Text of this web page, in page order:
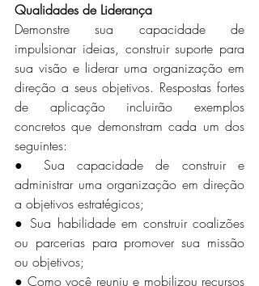
Qualidades de Liderança
Demonstre sua capacidade de
impulsionar ideias, construir suporte para
sua visão e liderar uma organização em
direção a seus objetivos. Respostas fortes
de aplicação incluirão exemplos
concretos que demonstram cada um dos
seguintes:
● Sua capacidade de construir e
administrar uma organização em direção
a objetivos estratégicos;
● Sua habilidade em construir coalizões
ou parcerias para promover sua missão
ou objetivos;
● Como você reuniu e mobilizou recursos